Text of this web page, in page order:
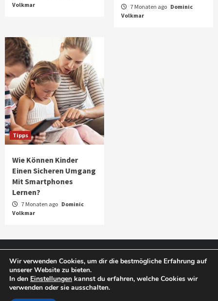
Volkmar
7 Monaten ago Dominic
Volkmar
Tipps
Wie Können Kinder
Einen Sicheren Umgang
Mit Smartphones
Lernen?
7 Monaten ago Dominic
Volkmar
Impressum Datenschutz
Copyright © 2025 Smart Phone Blog.
Wir verwenden Cookies, um dir die bestmögliche Erfahrung auf
unserer Website zu bieten.
In den Einstellungen kannst du erfahren, welche Cookies wir
verwenden oder sie ausschalten.